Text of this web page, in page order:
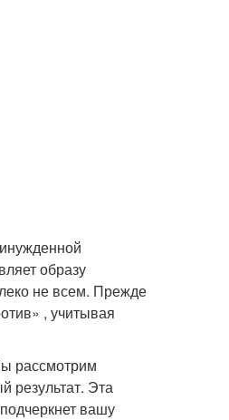
образу
не всем. Прежде
, учитывая
рассмотрим
результат. Эта
вашу